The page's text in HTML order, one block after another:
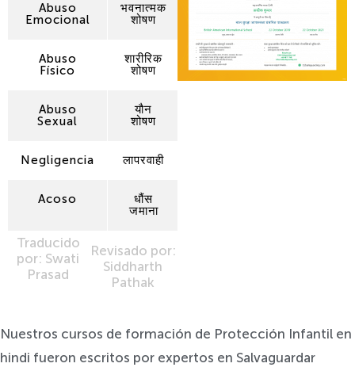
Abuso
Emocional
भवनात्मक
शोषण
Abuso
Físico
शारीरिक
शोषण
Abuso
Sexual
यौन
शोषण
Negligencia लापरवाही
Acoso
धौंस
जमाना
Traducido
por: Swati
Prasad
Revisado por:
Siddharth
Pathak
Nuestros cursos de formación de Protección Infantil en
hindi fueron escritos por expertos en Salvaguardar